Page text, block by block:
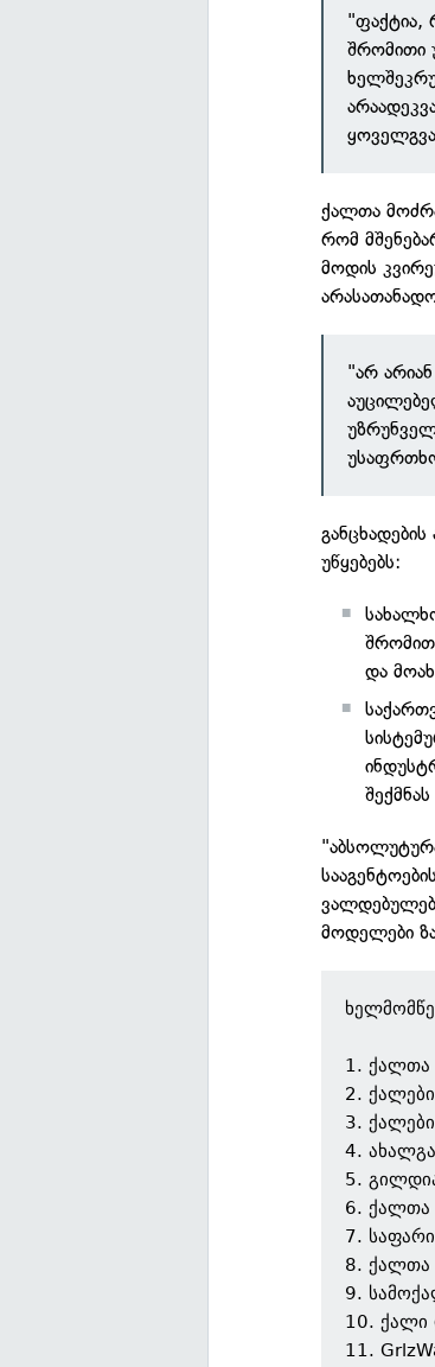
"ფაქტია,
შრომითი
ქალთა
რომ
მოდის
"არ
უწყებებს:
და
მოდელები
1. ქალთა
2.
3.
4.
5.
6. ქალთა
7.
8. ქალთა
9.
10. ქალი
11.